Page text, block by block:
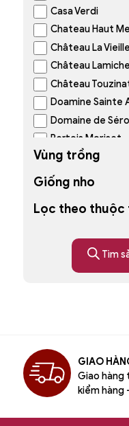
Casa Verdi
Chateau Haut
Château La
Château
Château
Doamine Sainte
Domaine de
Pertois Moriset
Rutherford Ranch
San Vicente
Tinto Figuero
Vignerons de
Vùng trồng
Giống nho
Lọc theo thuộc
Tìm
GIAO
Giao hàng
kiểm hàng